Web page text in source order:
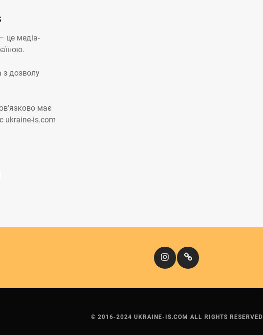
це медіа-
з дозволу
має
ukraine-is.com
InstagramКіномандри
© 2016-2024 UKRAINE-IS.COM ALL RIGHTS RESERVED